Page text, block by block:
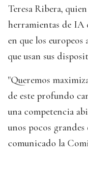
Teresa Ribera,
herramientas de IA
en que los
que usan sus
"Queremos
de este profundo
una competencia
unos pocos
comunicado la